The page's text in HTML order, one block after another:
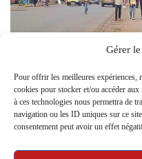
Gérer
Pour offrir les meilleures expériences,
cookies pour stocker et/ou accéder
à ces technologies nous permettra de
navigation ou les ID uniques sur ce
consentement peut avoir un effet
7 milliards de FCFA par
comptes ?
13 June 2025